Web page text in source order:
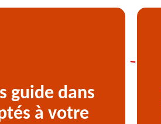
guide dans
à votre